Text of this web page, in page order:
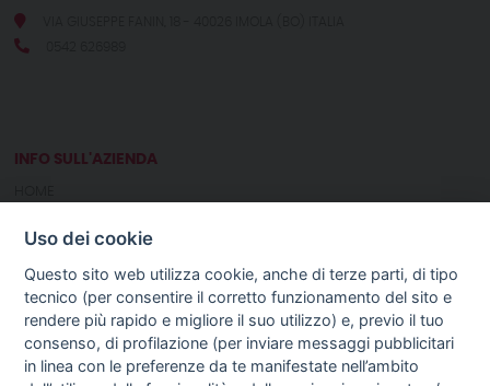
INFO SULL'AZIENDA
NOTIZIE
GUIDA AGLI ACQUISTI
PROCEDURA DI ACQUISTO
Uso dei cookie
Questo sito web utilizza cookie, anche di terze parti, di tipo
tecnico (per consentire il corretto funzionamento del sito e
rendere più rapido e migliore il suo utilizzo) e, previo il tuo
consenso, di profilazione (per inviare messaggi pubblicitari
in linea con le preferenze da te manifestate nell’ambito